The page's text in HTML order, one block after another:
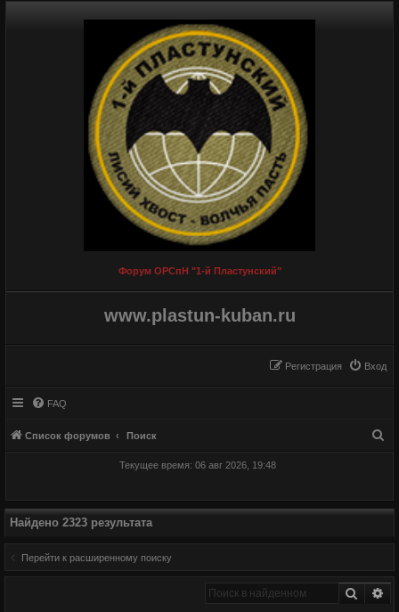
Форум ОРСпН "1-й Пластунский"
www.plastun-kuban.ru
Вход
Регистрация
FAQ
Список форумов Поиск
Текущее время: 06 авг 2026, 19:48
Найдено 2323 результата
Перейти к расширенному поиску
Поиск